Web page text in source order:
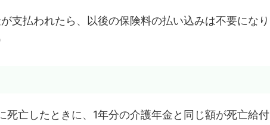
支払われたら、以後の保険料の払い込みは不要になり
死亡したときに、1年分の介護年金と同じ額が死亡給付